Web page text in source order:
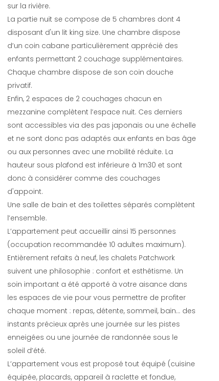
sur la rivière.
La partie nuit se compose de 5 chambres dont 4
disposant d'un lit king size. Une chambre dispose
d’un coin cabane particulièrement apprécié des
enfants permettant 2 couchage supplémentaires.
Chaque chambre dispose de son coin douche
privatif.
Enfin, 2 espaces de 2 couchages chacun en
mezzanine complètent l’espace nuit. Ces derniers
sont accessibles via des pas japonais ou une échelle
et ne sont donc pas adaptés aux enfants en bas âge
ou aux personnes avec une mobilité réduite. La
hauteur sous plafond est inférieure à 1m30 et sont
donc à considérer comme des couchages
d'appoint.
Une salle de bain et des toilettes séparés complètent
l’ensemble.
L’appartement peut accueillir ainsi 15 personnes
(occupation recommandée 10 adultes maximum).
Entièrement refaits à neuf, les chalets Patchwork
suivent une philosophie : confort et esthétisme. Un
soin important a été apporté à votre aisance dans
les espaces de vie pour vous permettre de profiter
chaque moment : repas, détente, sommeil, bain… des
instants précieux après une journée sur les pistes
enneigées ou une journée de randonnée sous le
soleil d’été.
L’appartement vous est proposé tout équipé (cuisine
équipée, placards, appareil à raclette et fondue,